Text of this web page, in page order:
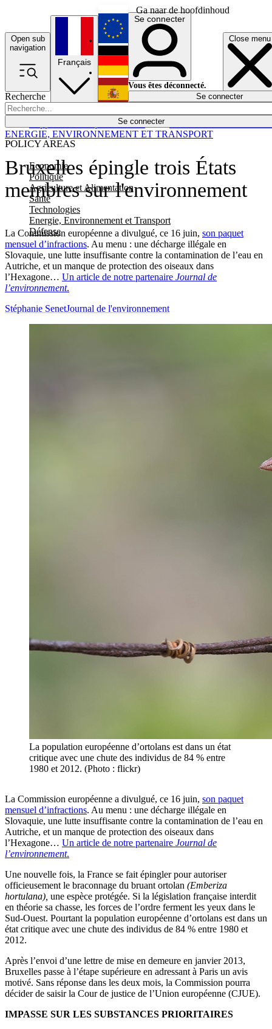
Ga naar de hoofdinhoud
Open sub
navigation
Close menu
Recherche
Se connecter
POLICY AREAS
Economie
Politique
Agriculture et Alimentation
Santé
Technologies
Energie, Environnement et Transport
Défense
Économie
Français
English
Deutsch
Español
Se connecter
Vous êtes déconnecté.
Se connecter
Bruxelles épingle trois États
membres sur l'environnement
La Commission européenne a divulgué, ce 16 juin, son paquet
mensuel d’infractions. Au menu : une décharge illégale en
Slovaquie, une lutte insuffisante contre la contamination de l’eau en
Autriche, et un manque de protection des oiseaux dans
l’Hexagone… Un article de notre partenaire Journal de
l’environnement.
ENERGIE, ENVIRONNEMENT ET TRANSPORT
Stéphanie SenetJournal de l'environnement
La population européenne d’ortolans est dans un état
critique avec une chute des individus de 84 % entre
1980 et 2012. (Photo : flickr)
La Commission européenne a divulgué, ce 16 juin, son paquet
mensuel d’infractions. Au menu : une décharge illégale en
Slovaquie, une lutte insuffisante contre la contamination de l’eau en
Autriche, et un manque de protection des oiseaux dans
l’Hexagone… Un article de notre partenaire Journal de
l’environnement.
Une nouvelle fois, la France se fait épingler pour autoriser
officieusement le braconnage du bruant ortolan (Emberiza
hortulana), une espèce protégée. Si la législation française interdit
en théorie sa chasse, les forces de l’ordre ferment les yeux dans le
Sud-Ouest. Pourtant la population européenne d’ortolans est dans un
état critique avec une chute des individus de 84 % entre 1980 et
2012.
Après l’envoi d’une lettre de mise en demeure en janvier 2013,
Bruxelles passe à l’étape supérieure en adressant à Paris un avis
motivé. Sans réponse dans les deux mois, la Commission pourra
décider de saisir la Cour de justice de l’Union européenne (CJUE).
IMPASSE SUR LES SUBSTANCES PRIORITAIRES